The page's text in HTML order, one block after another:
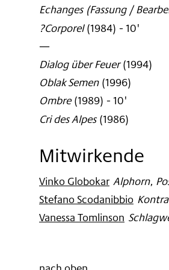
Echanges (Fassung /
?Corporel (1984) - 10'
—
Dialog über Feuer (1994)
Oblak Semen (1996)
Ombre (1989) - 10'
Cri des Alpes (1986)
Mitwirkende
Vinko Globokar
: Alphorn,
Stefano Scodanibbio
:
Vanessa Tomlinson: